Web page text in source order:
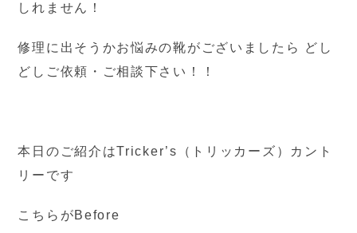
しれません！
修理に出そうかお悩みの靴がございましたら どし
どしご依頼・ご相談下さい！！
本日のご紹介はTricker’s（トリッカーズ）カント
リーです
こちらがBefore